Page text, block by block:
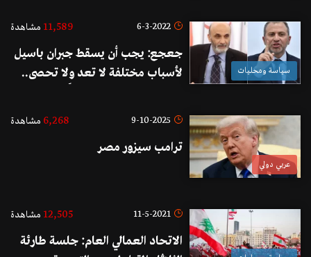
مؤثرة لوالدهما الذي سجد باكيًا
سياسة ومحليات
6-3-2022
11,589 مشاهدة
جعجع: يجب أن يسقط جبران باسيل
لأسباب مختلفة لا تعد ولا تحصى..
الصحيح
عربي دولي
9-10-2025
6,268 مشاهدة
ترامب سيزور مصر
11-5-2021
12,505 مشاهدة
الاتحاد العمالي العام: جلسة طارئة